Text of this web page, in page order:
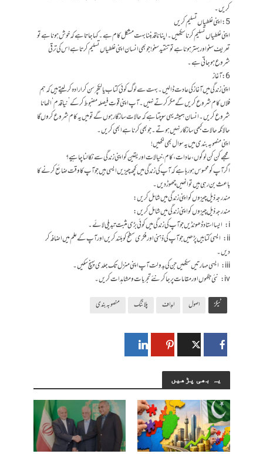
کریں۔
5: اپنی غلطیاں تسلیم کریں
اپنی غلطیاں تسلیم کرنا سیکھیں۔ اپنا ناقد بننا بہت مشکل کام ہے۔ کہا جاتا ہے کہ خوش ہونا ہے تو
تعریف سنو اور بہتر ہونا ہے تو تنقید سنو! جو بھی انسان اپنی غلطیاں تسلیم کرتا ہے اس کی ترقی
شروع ہو جاتی ہے۔
6: آغاز
اپنی زندگی میں آغاز کی عادت ڈالیں۔ بہت سے لوگ کوئی کتاب یا لیکچر سن کر ارادہ کرلیتے ہیں کہ ہم
فلاں کام شروع کریں گے مگر کرتے نہیں۔ آپ اپنی قوتِ فیصلہ مضبوط کرکے’نیا قدم‘ اٹھانا
شروع کریں۔ انسان ہمیشہ یہی سوچتا ہے کہ حالات سازگار ہوں گے تو میں یہ کام شروع کروں گا
حالانکہ حالات کبھی سازگار نہیں ہوتے۔ جو بھی کرنا ہے ابھی کریں۔
اپنی منصوبہ بندی میں یہ سوال بھی لکھیں!
مجھے کن کن لوگوں، عادات، کام، خیالات اور یقین کو اپنی زندگی سے نکالنا چاہیے؟
اگر آپ کو محسوس ہو رہا ہے کہ آپ کی زندگی میں کچھ چیزیں ایسی ہیں جو آپ کا وقت ضائع کرنے کا
باعث بن رہی ہیں تو انھیں چھوڑدیں۔
مندرجہ ذیل چیزوں کو اپنی زندگی میں شامل کریں:
مندرجہ ذیل چیزوں کو اپنی زندگی میں شامل کریں:
i: ایسا استاد ڈھونڈیں جو آپ کی زندگی میں کوئی بڑی مثبت تبدیلی لائے۔
ii: ایسی کتابیں پڑھیں جو آپ کی ذہنی اور فکری سطح کو بلند کریں اور آپ کے علم میں اضافہ کر
دیں۔
iii: ایسی مہارتیں سیکھیں جن کی بدولت آپ اپنی منزل تک جلدی پہنچ سکیں۔
iv: نئی جگہوں اور مقامات پر جاکر نئے تجربات و مشاہدات کریں۔
ٹیگز اصول اہداف پلاننگ منصوبہ بندی
یہ بھی پڑھیں